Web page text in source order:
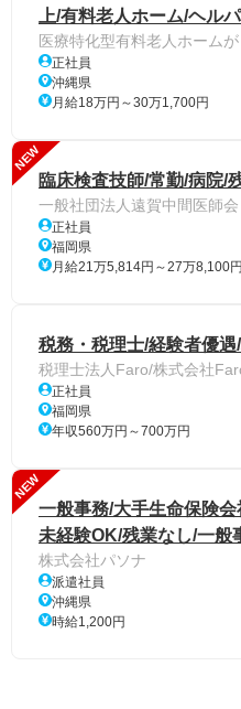
上/有料老人ホーム/ヘル
医療特化型有料老人ホーム
正社員
沖縄県
月給18万円～30万1,700円
NEW
臨床検査技師/常勤/病院/
一般社団法人遠賀中間医師
正社員
福岡県
月給21万5,814円～27万8,100円
税務・税理士/経験者優
税理士法人Faro/株式会社
正社員
福岡県
年収560万円～700万円
NEW
一般事務/大手生命保険
未経験OK/残業なし/一般
株式会社パソナ
派遣社員
沖縄県
時給1,200円